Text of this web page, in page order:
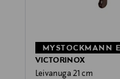
VICTORINOX
Leivanuga 21 cm